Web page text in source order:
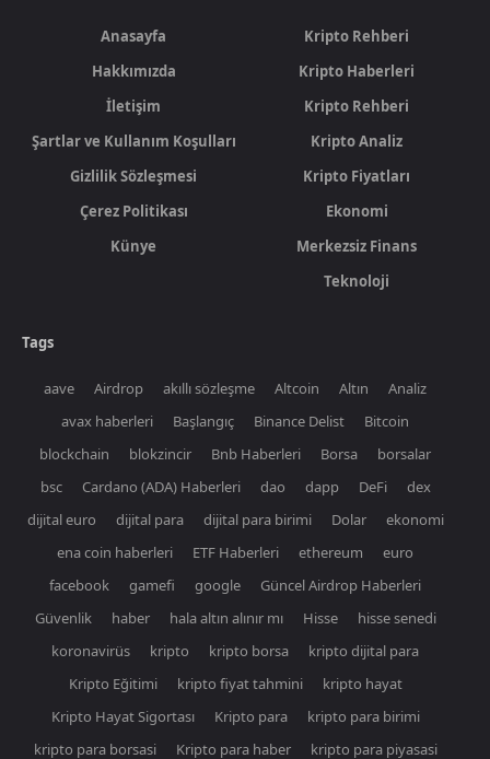
Anasayfa
Hakkımızda
İletişim
Şartlar ve Kullanım Koşulları
Gizlilik Sözleşmesi
Çerez Politikası
Künye
Kripto Rehberi
Kripto Haberleri
Kripto Rehberi
Kripto Analiz
Kripto Fiyatları
Ekonomi
Merkezsiz Finans
Teknoloji
Tags
aave Airdrop akıllı sözleşme Altcoin Altın
Analiz
avax haberleri
Başlangıç Binance Delist
Bitcoin
blockchain
blokzincir Bnb Haberleri Borsa
borsalar
bsc
Cardano (ADA) Haberleri dao dapp DeFi
dex
dijital euro
dijital para dijital para birimi Dolar
ekonomi
ena coin haberleri
ETF Haberleri ethereum
euro
facebook
gamefi google
Güncel Airdrop Haberleri
Güvenlik
haber hala altın alınır mı Hisse
hisse senedi
koronavirüs
kripto kripto borsa
kripto dijital para
Kripto Eğitimi
kripto fiyat tahmini
kripto hayat
Kripto Hayat Sigortası
Kripto para
kripto para birimi
kripto para borsasi
Kripto para haber kripto para piyasasi